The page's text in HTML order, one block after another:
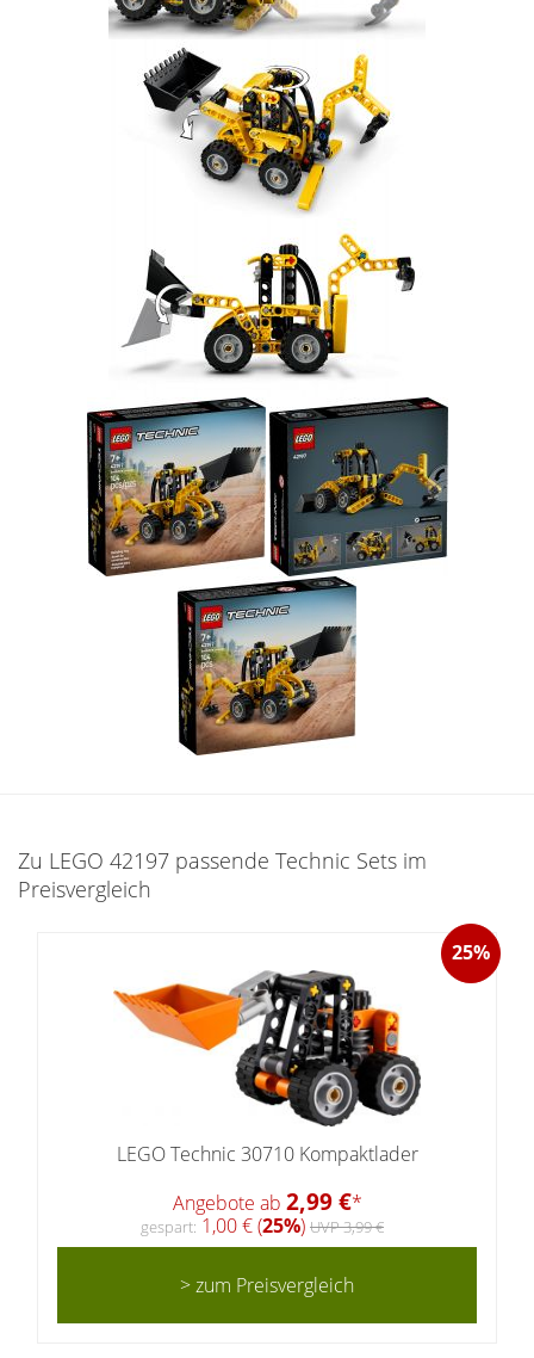
Zu LEGO 42197 passende Technic Sets im
Preisvergleich
25%
LEGO Technic 30710 Kompaktlader
Angebote ab 2,99 €*
gespart: 1,00 € (25%) UVP 3,99 €
> zum Preisvergleich